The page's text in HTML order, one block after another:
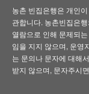
농촌 빈집은행은 개인
관합니다. 농촌빈집은
열람으로 인해 문제되
임을 지지 않으며, 운영
는 문의나 문자에 대해
받지 않으며, 문자주시